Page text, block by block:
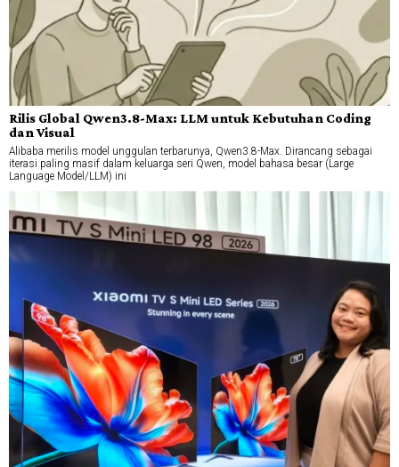
Rilis Global Qwen3.8-Max: LLM untuk Kebutuhan Coding
dan Visual
Alibaba merilis model unggulan terbarunya, Qwen3.8-Max. Dirancang sebagai
iterasi paling masif dalam keluarga seri Qwen, model bahasa besar (Large
Language Model/LLM) ini